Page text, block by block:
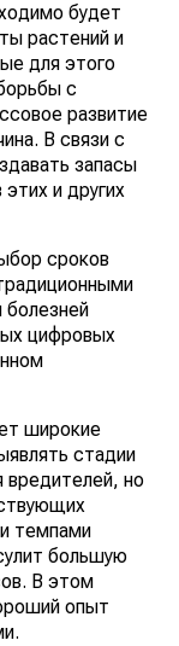
будет
рас­тений и
для этого
с
развитие
В связи с
запасы
и других
сроков
болезней
цифровых
широкие
стадии
вредителей, но
темпами
большую
В этом
опыт